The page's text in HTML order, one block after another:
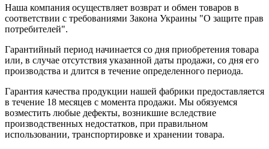
Наша компания осуществляет возврат и обмен товаров в
соответствии с требованиями Закона Украины "О защите прав
потребителей".
Гарантийный период начинается со дня приобретения товара
или, в случае отсутствия указанной даты продажи, со дня его
производства и длится в течение определенного периода.
Гарантия качества продукции нашей фабрики предоставляется
в течение 18 месяцев с момента продажи. Мы обязуемся
возместить любые дефекты, возникшие вследствие
производственных недостатков, при правильном
использовании, транспортировке и хранении товара.